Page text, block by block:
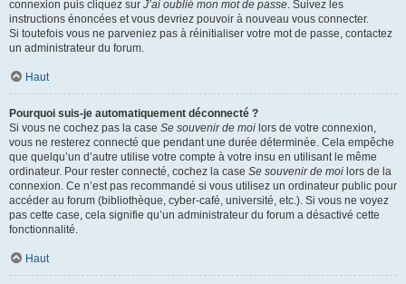
connexion puis cliquez sur J’ai oublié mon mot de passe. Suivez les
instructions énoncées et vous devriez pouvoir à nouveau vous connecter.
Si toutefois vous ne parveniez pas à réinitialiser votre mot de passe, contactez
un administrateur du forum.
Haut
Pourquoi suis-je automatiquement déconnecté ?
Si vous ne cochez pas la case Se souvenir de moi lors de votre connexion,
vous ne resterez connecté que pendant une durée déterminée. Cela empêche
que quelqu’un d’autre utilise votre compte à votre insu en utilisant le même
ordinateur. Pour rester connecté, cochez la case Se souvenir de moi lors de la
connexion. Ce n’est pas recommandé si vous utilisez un ordinateur public pour
accéder au forum (bibliothèque, cyber-café, université, etc.). Si vous ne voyez
pas cette case, cela signifie qu’un administrateur du forum a désactivé cette
fonctionnalité.
Haut